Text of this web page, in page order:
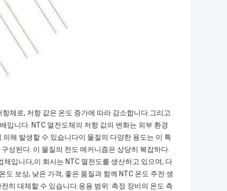
체로, 저항 값은 온도 증가에 따라 감소합니다.그리고
입니다. NTC 열전도체의 저항 값의 변화는 외부 환경
해 발생할 수 있습니다이 물질의 다양한 용도는 이 특
성된다. 이 물질의 전도 메커니즘은 상당히 복잡하다.
입니다,이 회사는 NTC 열전도를 생산하고 있으며, 다
보상, 낮은 가격, 좋은 품질과 함께 NTC 온도 주전 생
히 대체할 수 있습니다.응용 범위: 측정 장비의 온도 측